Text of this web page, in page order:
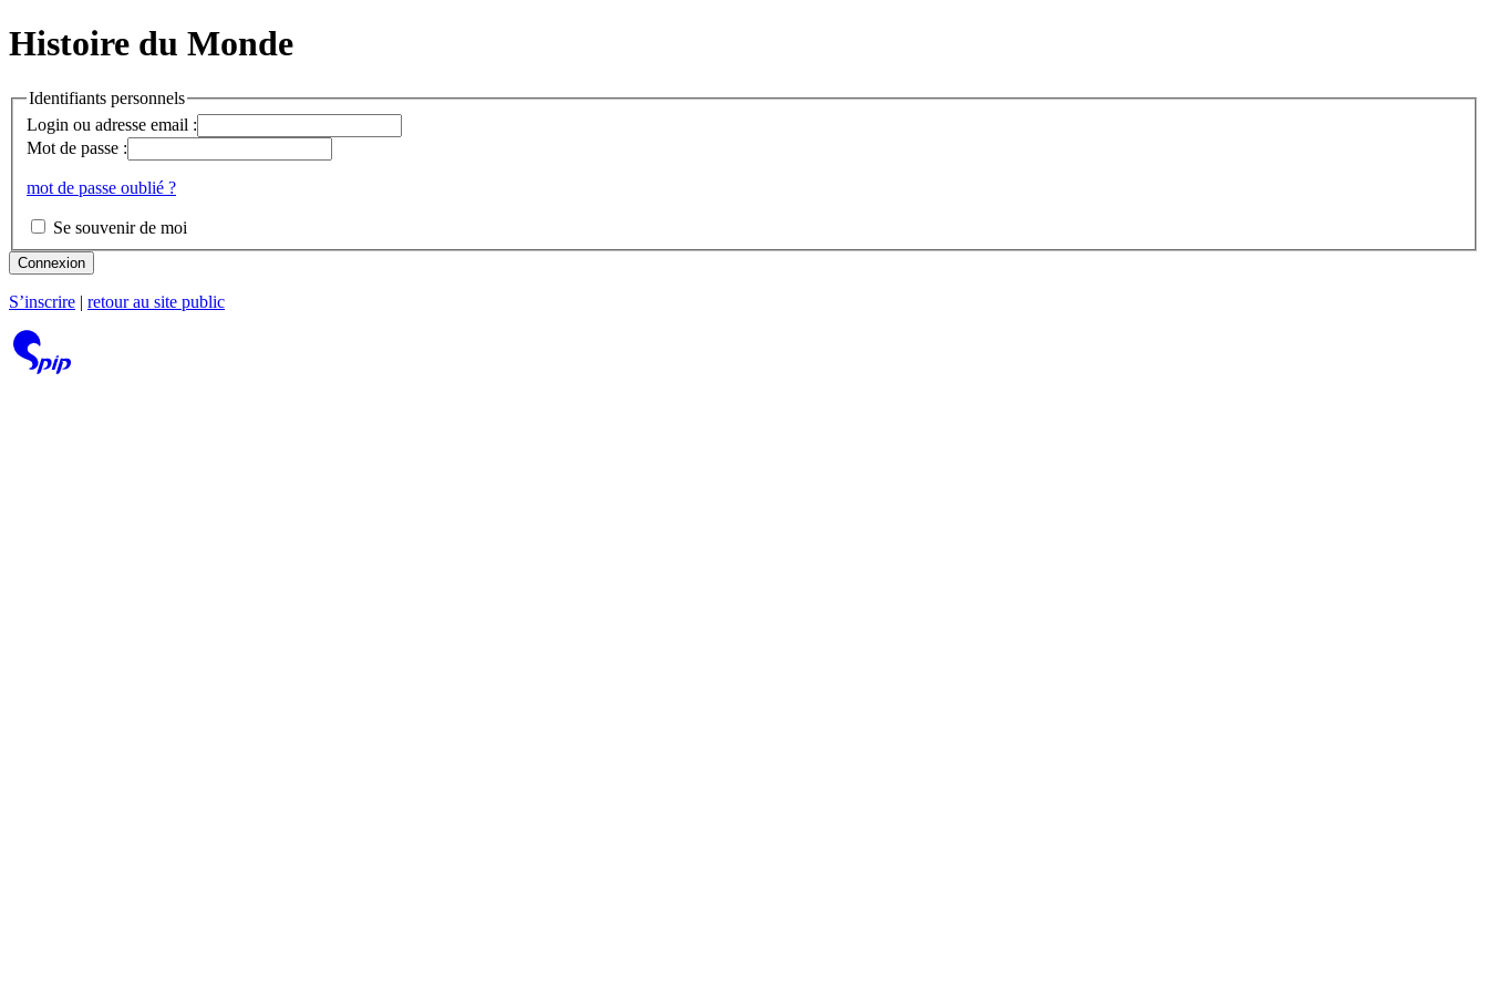
Histoire du Monde
Identifiants personnels
Login ou adresse email :
Mot de passe :
mot de passe oublié ?
Se souvenir de moi
Connexion
S’inscrire retour au site public